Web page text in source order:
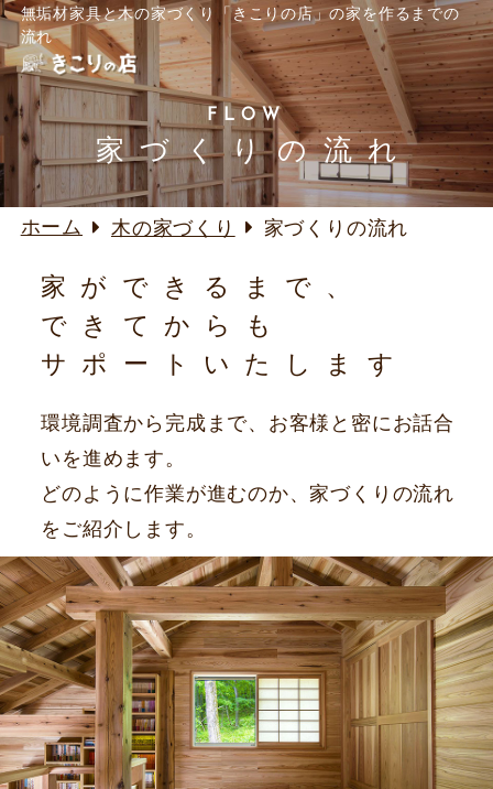
無垢材家具と木の家づくり「きこりの店」の家を作るまでの
流れ
FLOW
家づくりの流れ
ホーム 木の家づくり 家づくりの流れ
家ができるまで、
できてからも
サポートいたします
環境調査から完成まで、お客様と密にお話合
いを進めます。
どのように作業が進むのか、家づくりの流れ
をご紹介します。